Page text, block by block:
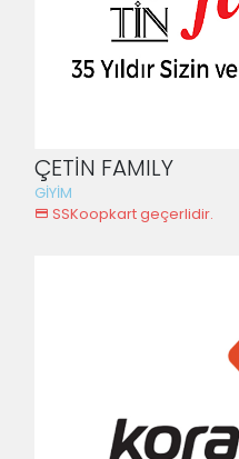
ÇETİN FAMILY
GİYİM
SSKoopkart geçerlidir.